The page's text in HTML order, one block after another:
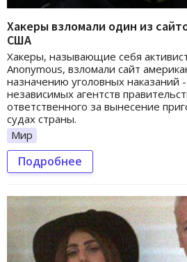
Хакеры взломали один из
США
Хакеры, называющие себя
Anonymous, взломали сайт
назначению уголовных наказаний
независимых агентств
ответственного за вынесение
судах страны.
Мир
Подробнее